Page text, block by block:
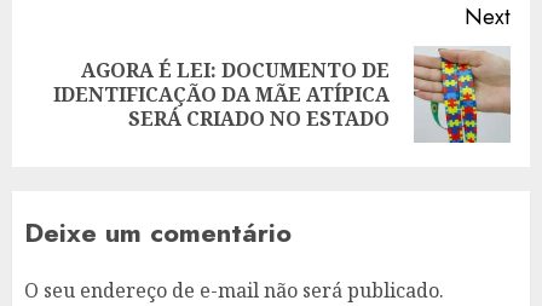
Next
Next
AGORA É LEI: DOCUMENTO DE
IDENTIFICAÇÃO DA MÃE ATÍPICA
SERÁ CRIADO NO ESTADO
Deixe um comentário
O seu endereço de e-mail não será publicado.